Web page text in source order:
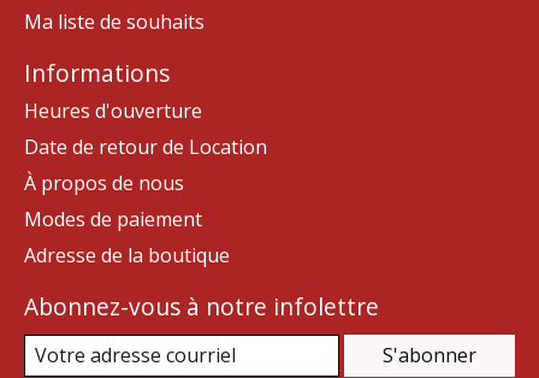
Ma liste de souhaits
Informations
Heures d'ouverture
Date de retour de Location
À propos de nous
Modes de paiement
Adresse de la boutique
Abonnez-vous à notre infolettre
S'abonner